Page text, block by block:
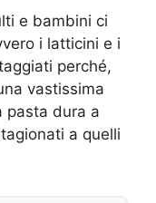
e bambini ci
i latticini e i
perché,
vastissima
pasta dura a
a quelli